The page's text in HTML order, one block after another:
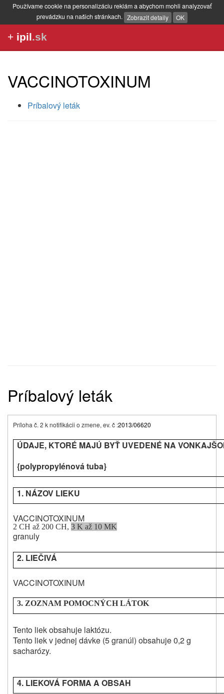
Používame cookie na personalizáciu reklám a abychom mohli analyzovať
prevádzku na našich stránkach. Zobrazit detaily OK
+ ipil.sk
VACCINOTOXINUM
Príbalový leták
Príbalový leták
Príloha č. 2 k notifikácii o zmene, ev. č :2013/06620
ÚDAJE, KTORÉ MAJÚ BYŤ UVEDENÉ NA
{polypropylénová tuba}
1. NÁZOV LIEKU
VACCINOTOXINUM
2 CH až 200 CH, 3 K až 10 MK
granuly
2. LIEČIVÁ
VACCINOTOXINUM
3. ZOZNAM POMOCNÝCH LÁTOK
Tento liek obsahuje laktózu.
Tento liek v jednej dávke (5 granúl) obsahuje 0,2 g
sacharózy.
4. LIEKOVÁ FORMA A OBSAH